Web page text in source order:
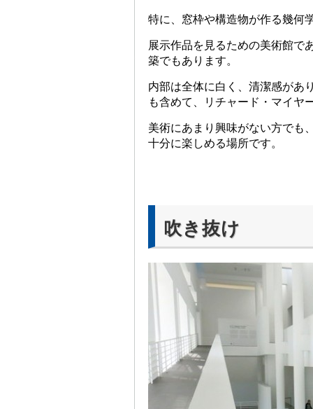
特に、窓枠や構造物が作る幾何
展示作品を見るための美術館で
築でもあります。
内部は全体に白く、清潔感があ
も含めて、リチャード・マイヤ
美術にあまり興味がない方でも
十分に楽しめる場所です。
吹き抜け